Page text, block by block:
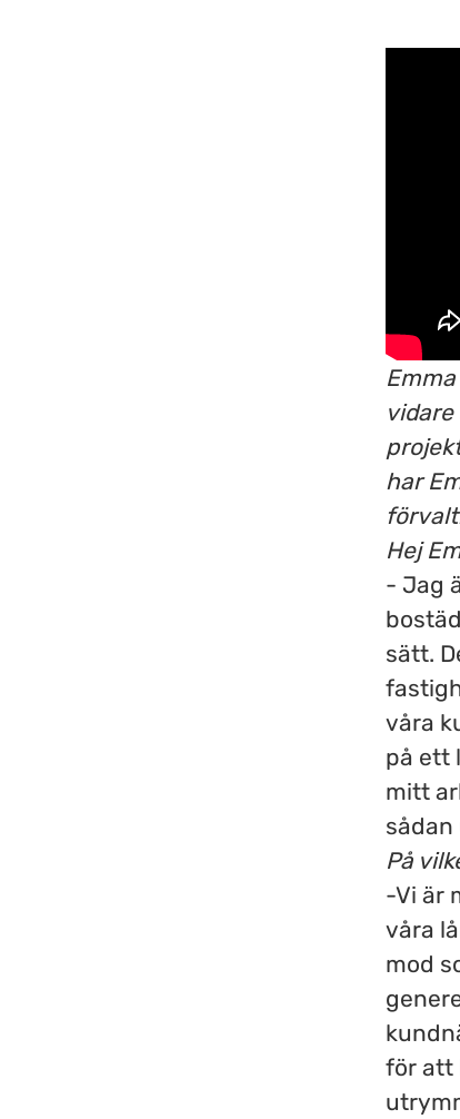
har
Hej
- Jag
sätt.
våra
på ett
mitt
På
-Vi är
våra
mod
för att